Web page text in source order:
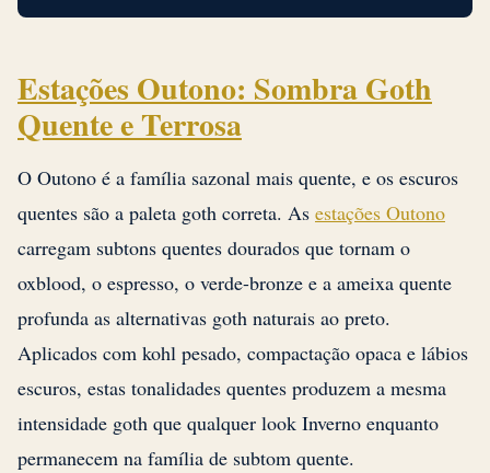
Estações Outono: Sombra Goth
Quente e Terrosa
O Outono é a família sazonal mais quente, e os escuros
quentes são a paleta goth correta. As estações Outono
carregam subtons quentes dourados que tornam o
oxblood, o espresso, o verde-bronze e a ameixa quente
profunda as alternativas goth naturais ao preto.
Aplicados com kohl pesado, compactação opaca e lábios
escuros, estas tonalidades quentes produzem a mesma
intensidade goth que qualquer look Inverno enquanto
permanecem na família de subtom quente.